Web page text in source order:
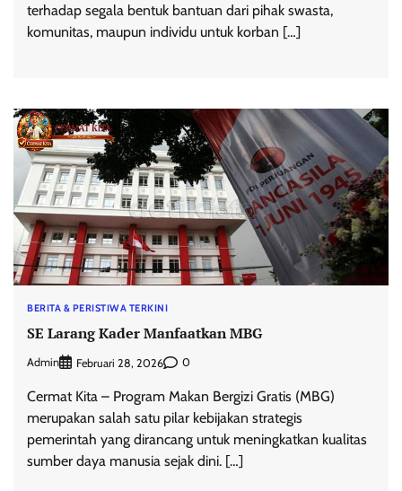
terhadap segala bentuk bantuan dari pihak swasta,
komunitas, maupun individu untuk korban […]
BERITA & PERISTIWA TERKINI
SE Larang Kader Manfaatkan MBG
Admin Februari 28, 2026 0
Cermat Kita – Program Makan Bergizi Gratis (MBG)
merupakan salah satu pilar kebijakan strategis
pemerintah yang dirancang untuk meningkatkan kualitas
sumber daya manusia sejak dini. […]